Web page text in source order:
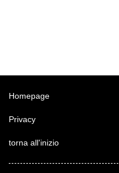
Homepage
Privacy
torna all'inizio